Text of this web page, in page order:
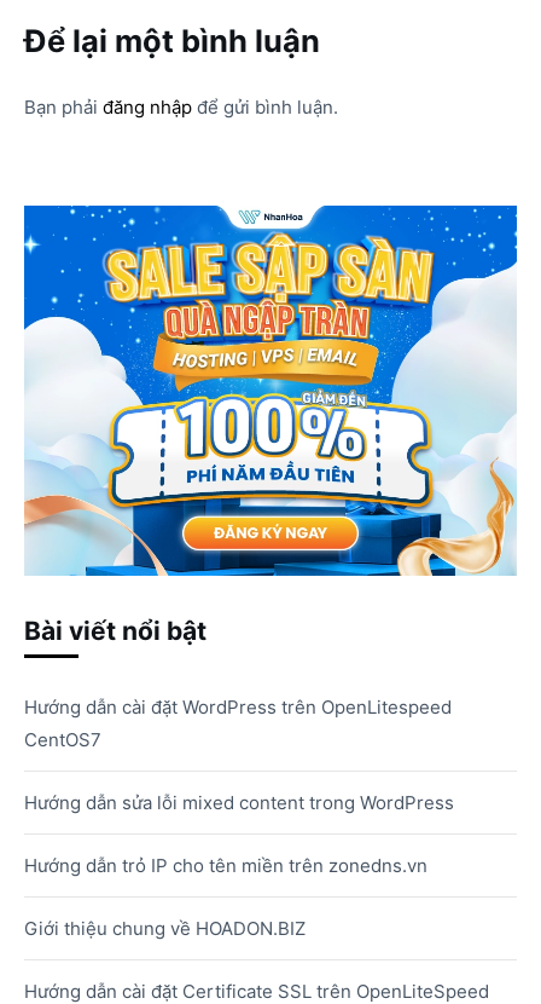
Để lại một bình luận
Bạn phải đăng nhập để gửi bình luận.
Bài viết nổi bật
Hướng dẫn cài đặt WordPress trên OpenLitespeed
CentOS7
Hướng dẫn sửa lỗi mixed content trong WordPress
Hướng dẫn trỏ IP cho tên miền trên zonedns.vn
Giới thiệu chung về HOADON.BIZ
Hướng dẫn cài đặt Certificate SSL trên OpenLiteSpeed